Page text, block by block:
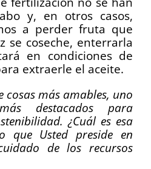
y, en otros casos,
a perder fruta que
se coseche, enterrarla
en condiciones de
extraerle el aceite.
cosas más amables, uno
destacados para
¿Cuál es esa
que Usted preside en
de los recursos